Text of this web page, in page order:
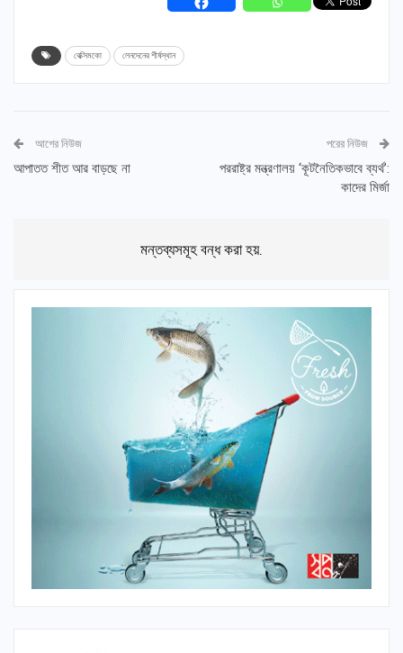
বেক্সিমকো লেনদেনের শীর্ষস্থান
আগের নিউজ
আপাতত শীত আর বাড়ছে না
পরের নিউজ
পররাষ্ট্র মন্ত্রণালয় ‘কূটনৈতিকভাবে ব্যর্থ’:
কাদের মির্জা
মন্তব্যসমূহ বন্ধ করা হয়.